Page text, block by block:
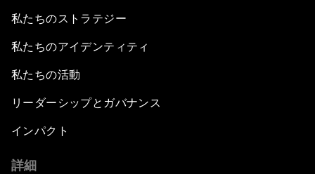
私たちのストラテジー
私たちのアイデンティティ
私たちの活動
リーダーシップとガバナンス
インパクト
詳細